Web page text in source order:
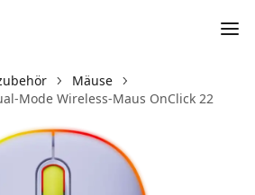
Mäuse
Mode Wireless-Maus OnClick 22